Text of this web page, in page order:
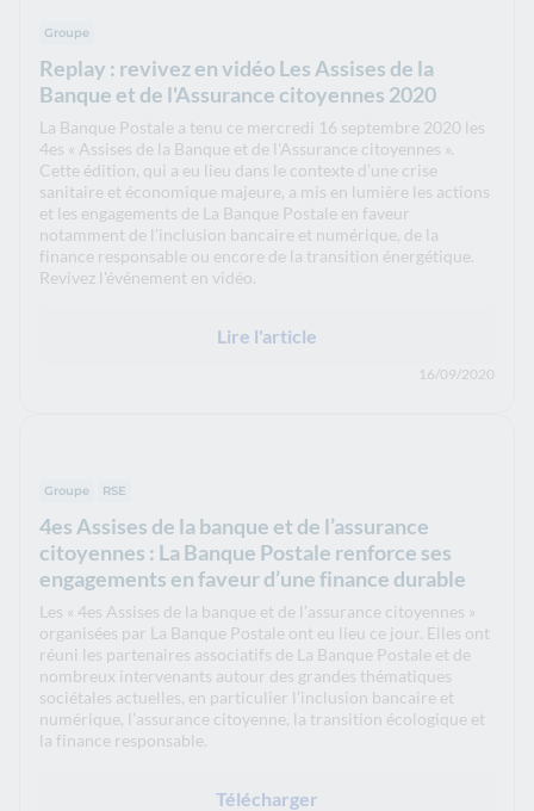
Groupe
Replay : revivez en vidéo Les Assises de la
Banque et de l'Assurance citoyennes 2020
La Banque Postale a tenu ce mercredi 16 septembre 2020 les
4es « Assises de la Banque et de l'Assurance citoyennes ».
Cette édition, qui a eu lieu dans le contexte d’une crise
sanitaire et économique majeure, a mis en lumière les actions
et les engagements de La Banque Postale en faveur
notamment de l’inclusion bancaire et numérique, de la
finance responsable ou encore de la transition énergétique.
Revivez l'événement en vidéo.
Lire l'article
16/09/2020
Groupe RSE
4es Assises de la banque et de l’assurance
citoyennes : La Banque Postale renforce ses
engagements en faveur d’une finance durable
Les « 4es Assises de la banque et de l’assurance citoyennes »
organisées par La Banque Postale ont eu lieu ce jour. Elles ont
réuni les partenaires associatifs de La Banque Postale et de
nombreux intervenants autour des grandes thématiques
sociétales actuelles, en particulier l’inclusion bancaire et
numérique, l’assurance citoyenne, la transition écologique et
la finance responsable.
Télécharger